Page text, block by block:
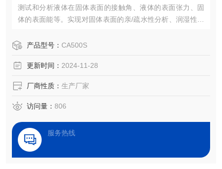
测试和分析液体在固体表面的接触角、液体的表面张力、固
体的表面能等。实现对固体表面的亲/疏水性分析、润湿性分
吸收和铺展等过程分析。
产品型号： CA500S
更新时间： 2024-11-28
厂商性质： 生产厂家
访问量： 806
服务热线